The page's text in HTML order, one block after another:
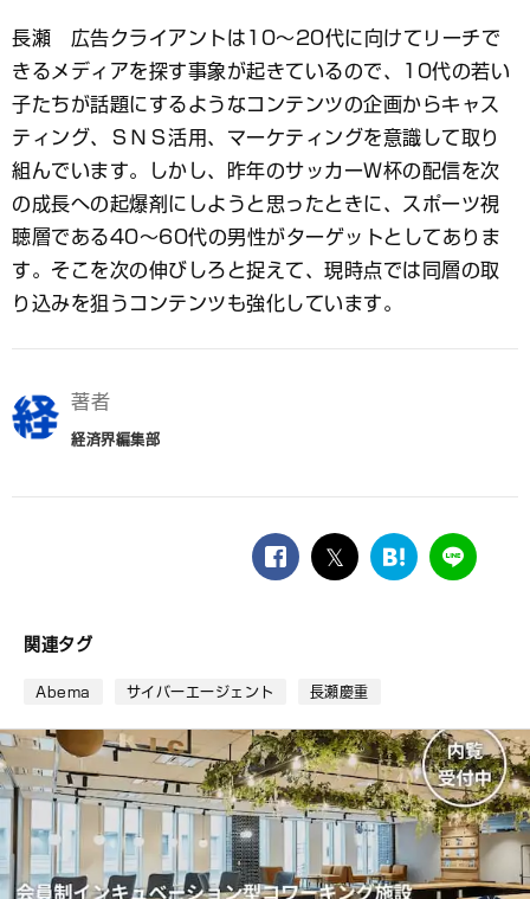
長瀬 広告クライアントは10〜20代に向けてリーチで
きるメディアを探す事象が起きているので、10代の若い
子たちが話題にするようなコンテンツの企画からキャス
ティング、ＳＮＳ活用、マーケティングを意識して取り
組んでいます。しかし、昨年のサッカーＷ杯の配信を次
の成長への起爆剤にしようと思ったときに、スポーツ視
聴層である40〜60代の男性がターゲットとしてありま
す。そこを次の伸びしろと捉えて、現時点では同層の取
り込みを狙うコンテンツも強化しています。
著者
経済界編集部
facebook
twitter
は
ー
ク
LINE
関連タグ
Abema サイバーエージェント 長瀬慶重